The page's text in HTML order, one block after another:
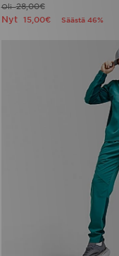
Oli28,00€
Nyt 15,00€ Säästä 46%